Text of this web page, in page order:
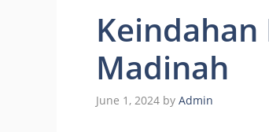
Madinah
June 1, 2024 by Admin